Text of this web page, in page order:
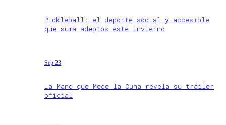
Pickleball: el deporte social y accesible
que suma adeptos este invierno
Sep 23
La Mano que Mece la Cuna revela su tráiler
oficial